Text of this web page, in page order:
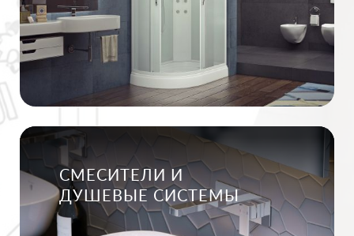
СМЕСИТЕЛИ И
ДУШЕВЫЕ СИСТЕМЫ